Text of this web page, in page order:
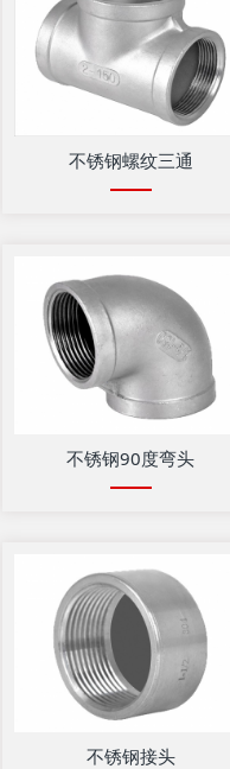
不锈钢螺纹三通
不锈钢90度弯头
不锈钢接头